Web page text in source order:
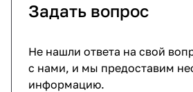
Задать вопрос
Не нашли ответа на свой
с нами, и мы предоставим
информацию.